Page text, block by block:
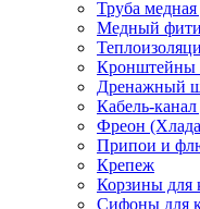
Труба
Медный
Кронштейны
Дренажный
Кабель-
Фреон
Припои и
Крепеж
Корзины для
Сифоны для